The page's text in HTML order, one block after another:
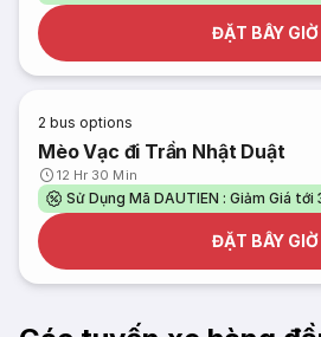
ĐẶT BÂY GIỜ
2 bus options
Mèo Vạc đi Trần Nhật Duật
12 Hr 30 Min
Sử Dụng Mã DAUTIEN : Giảm Giá tới
ĐẶT BÂY GIỜ